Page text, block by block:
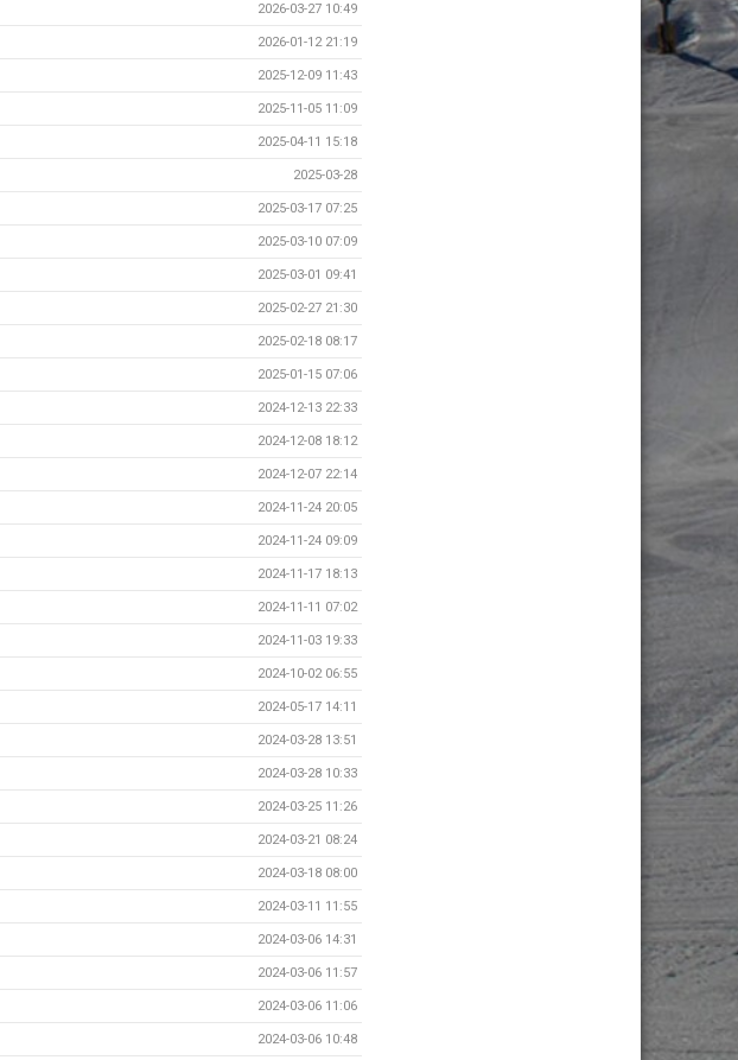
2026-03-27 10:49
2026-01-12 21:19
2025-12-09 11:43
2025-11-05 11:09
2025-04-11 15:18
2025-03-28
2025-03-17 07:25
2025-03-10 07:09
2025-03-01 09:41
2025-02-27 21:30
2025-02-18 08:17
2025-01-15 07:06
2024-12-13 22:33
2024-12-08 18:12
2024-12-07 22:14
2024-11-24 20:05
2024-11-24 09:09
2024-11-17 18:13
2024-11-11 07:02
2024-11-03 19:33
2024-10-02 06:55
2024-05-17 14:11
2024-03-28 13:51
2024-03-28 10:33
2024-03-25 11:26
2024-03-21 08:24
2024-03-18 08:00
2024-03-11 11:55
2024-03-06 14:31
2024-03-06 11:57
2024-03-06 11:06
2024-03-06 10:48